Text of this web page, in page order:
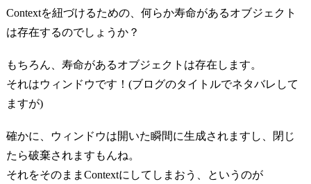
Contextを紐づけるための、何らか寿命があるオブジェクト
は存在するのでしょうか？
もちろん、寿命があるオブジェクトは存在します。
それはウィンドウです！(ブログのタイトルでネタバレして
ますが)
確かに、ウィンドウは開いた瞬間に生成されますし、閉じ
たら破棄されますもんね。
それをそのままContextにしてしまおう、というのが